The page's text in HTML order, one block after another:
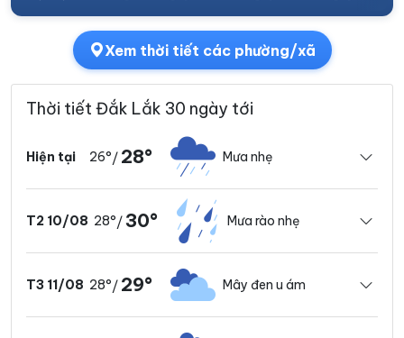
Xem thời tiết các phường/xã
Thời tiết Đắk Lắk 30 ngày tới
Hiện tại 26°/ 28° Mưa nhẹ
T2 10/08 28°/ 30° Mưa rào nhẹ
T3 11/08 28°/ 29° Mây đen u ám